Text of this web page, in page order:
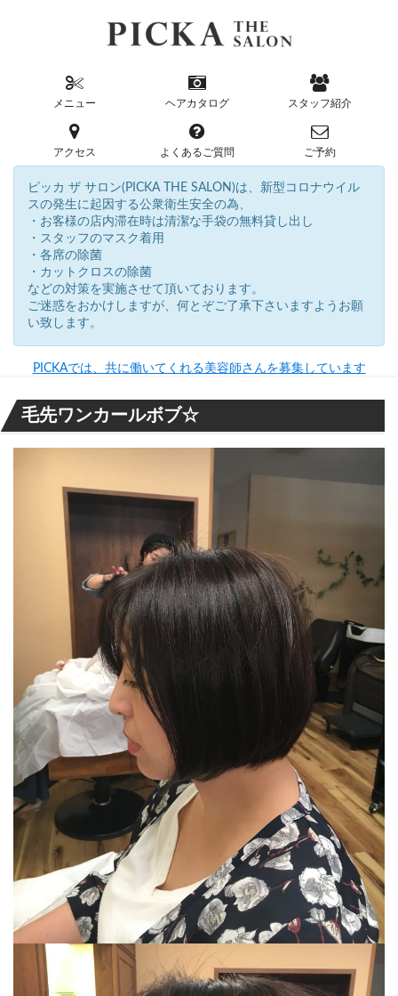
メニュー ヘアカタログ スタッフ紹介
アクセス よくあるご質問 ご予約
ピッカ ザ サロン(PICKA THE SALON)は、新型コロナウイル
スの発生に起因する公衆衛生安全の為、
・お客様の店内滞在時は清潔な手袋の無料貸し出し
・スタッフのマスク着用
・各席の除菌
・カットクロスの除菌
などの対策を実施させて頂いております。
ご迷惑をおかけしますが、何とぞご了承下さいますようお願
い致します。
PICKAでは、共に働いてくれる美容師さんを募集しています
毛先ワンカールボブ☆